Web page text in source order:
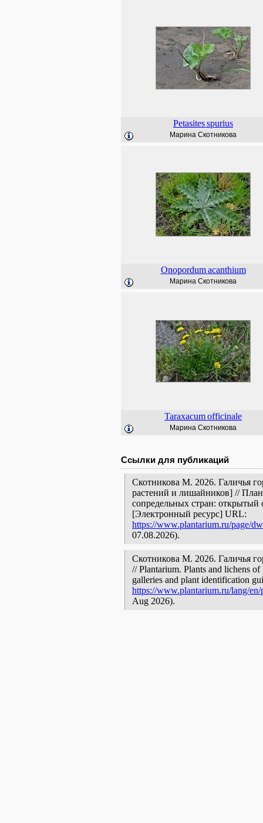
Petasitesspurius
Марина Скотникова
Onopordum acanthium
Марина Скотникова
Taraxacumofficinale
Марина Скотникова
Ссылки для публикаций
Скотникова М. 2026. Галичья
растений и лишайников] //
сопредельных стран: открытый
[Электронный ресурс] URL:
https://www.plantarium.ru/page/
07.08.2026).
Скотникова М. 2026. Галичья
// Plantarium. Plants and lichens
galleries and plant identification
https://www.plantarium.ru/lang/
Aug 2026).